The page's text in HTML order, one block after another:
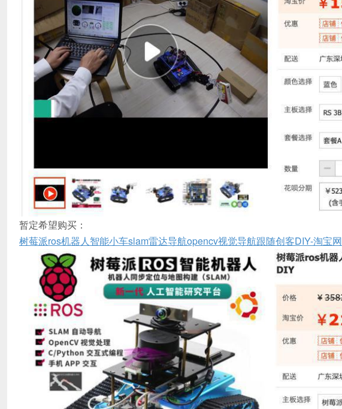
暂定希望购买：
树莓派ros机器人智能小车slam雷达导航opencv视觉导航跟随创客DIY-淘宝网